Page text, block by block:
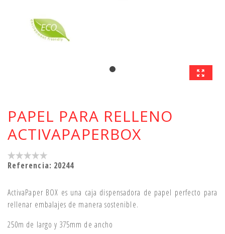
PAPEL PARA RELLENO
ACTIVAPAPERBOX
Referencia: 20244
ActivaPaper BOX es una caja dispensadora de papel perfecto para
rellenar embalajes de manera sostenible.
250m de largo y 375mm de ancho